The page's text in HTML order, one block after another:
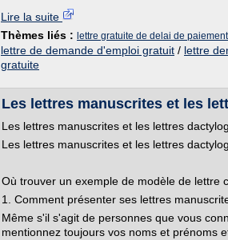
Lire la suite
Thèmes liés : lettre gratuite de delai de paiement
lettre de demande d'emploi gratuit / lettre
gratuite
Les lettres manuscrites et les
Les lettres manuscrites et les lettres
Les lettres manuscrites et les lettres
Où trouver un exemple de modèle de lettre
1. Comment présenter ses lettres
Même s'il s'agit de personnes que vous
mentionnez toujours vos noms et prénoms